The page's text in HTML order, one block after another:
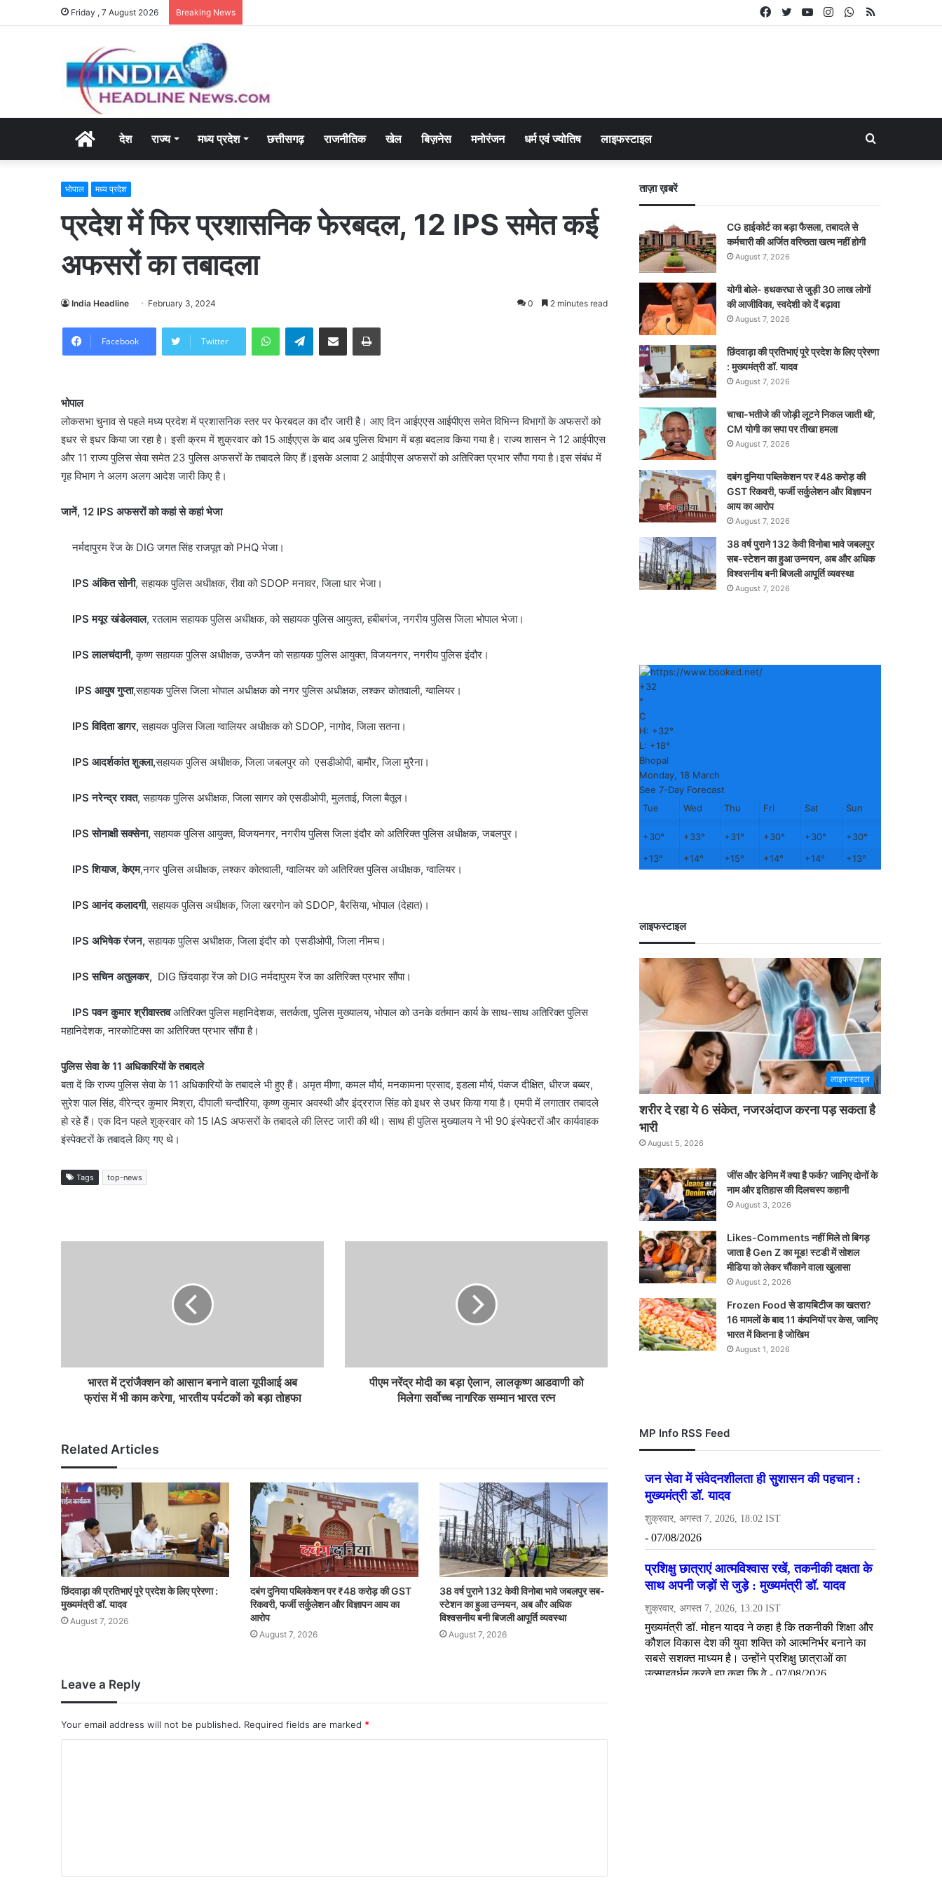
Friday , 7 August 2026 Breaking News RSS
WhatsApp
Instagram
YouTube
Twitter
Facebook
Homeदेश राज्य मध्य प्रदेश छत्तीसगढ़ राजनीतिक खेल बिज़नेस मनोरंजन धर्म एवं ज्योतिष लाइफस्टाइल Search
भोपाल मध्य प्रदेश
प्रदेश में फिर प्रशासनिक फेरबदल, 12 IPS समेत कई
अफसरों का तबादला
India Headline February 3, 2024 0 2 minutes read
Facebook Twitter
WhatsAppTelegramShare via Email Print
भोपाल
लोकसभा चुनाव से पहले मध्य प्रदेश में प्रशासनिक स्तर पर फेरबदल का दौर जारी है। आए दिन आईएएस आईपीएस समेत विभिन्न विभागों के अफसरों को
इधर से इधर किया जा रहा है। इसी क्रम में शुक्रवार को 15 आईएएस के बाद अब पुलिस विभाग में बड़ा बदलाव किया गया है। राज्य शासन ने 12 आईपीएस
और 11 राज्य पुलिस सेवा समेत 23 पुलिस अफसरों के तबादले किए हैं।इसके अलावा 2 आईपीएस अफसरों को अतिरिक्त प्रभार सौंपा गया है।इस संबंध में
गृह विभाग ने अलग अलग आदेश जारी किए है।
जानें, 12 IPS अफसरों को कहां से कहां भेजा
नर्मदापुरम रेंज के DIG जगत सिंह राजपूत को PHQ भेजा।
IPS अंकित सोनी, सहायक पुलिस अधीक्षक, रीवा को SDOP मनावर, जिला धार भेजा।
IPS मयूर खंडेलवाल, रतलाम सहायक पुलिस अधीक्षक, को सहायक पुलिस आयुक्त, हबीबगंज, नगरीय पुलिस जिला भोपाल भेजा।
IPS लालचंदानी,कृष्ण सहायक पुलिस अधीक्षक, उज्जैन को सहायक पुलिस आयुक्त, विजयनगर, नगरीय पुलिस इंदौर।
IPS आयुष गुप्ता,सहायक पुलिस जिला भोपाल अधीक्षक को नगर पुलिस अधीक्षक, लश्कर कोतवाली, ग्वालियर।
IPS विदिता डागर, सहायक पुलिस जिला ग्वालियर अधीक्षक को SDOP, नागोद, जिला सतना।
IPS आदर्शकांत शुक्ला,सहायक पुलिस अधीक्षक, जिला जबलपुर को एसडीओपी, बामौर, जिला मुरैना।
IPS नरेन्द्र रावत, सहायक पुलिस अधीक्षक, जिला सागर को एसडीओपी, मुलताई, जिला बैतूल।
IPS सोनाक्षी सक्सेना, सहायक पुलिस आयुक्त, विजयनगर, नगरीय पुलिस जिला इंदौर को अतिरिक्त पुलिस अधीक्षक, जबलपुर।
IPS शियाज, केएम,नगर पुलिस अधीक्षक, लश्कर कोतवाली, ग्वालियर को अतिरिक्त पुलिस अधीक्षक, ग्वालियर।
IPS आनंद कलादगी, सहायक पुलिस अधीक्षक, जिला खरगोन को SDOP, बैरसिया, भोपाल (देहात)।
IPS अभिषेक रंजन,सहायक पुलिस अधीक्षक, जिला इंदौर को एसडीओपी, जिला नीमच।
IPS सचिन अतुलकर, DIG छिंदवाड़ा रेंज को DIG नर्मदापुरम रेंज का अतिरिक्त प्रभार सौंपा।
IPS पवन कुमार श्रीवास्तवअतिरिक्त पुलिस महानिदेशक, सतर्कता, पुलिस मुख्यालय, भोपाल को उनके वर्तमान कार्य के साथ-साथ अतिरिक्त पुलिस
महानिदेशक, नारकोटिक्स का अतिरिक्त प्रभार सौंपा है।
पुलिस सेवा के 11 अधिकारियों के तबादले
बता दें कि राज्य पुलिस सेवा के 11 अधिकारियों के तबादले भी हुए हैं। अमृत मीणा, कमल मौर्य, मनकामना प्रसाद, इडला मौर्य, पंकज दीक्षित, धीरज बब्बर,
सुरेश पाल सिंह, वीरेन्द्र कुमार मिश्रा, दीपाली चन्दौरिया, कृष्ण कुमार अवस्थी और इंद्रराज सिंह को इधर से उधर किया गया है। एमपी में लगातार तबादले
हो रहे हैं। एक दिन पहले शुक्रवार को 15 IAS अफसरों के तबादले की लिस्ट जारी की थी। साथ ही पुलिस मुख्यालय ने भी 90 इंस्पेक्टरों और कार्यवाहक
इंस्पेक्टरों के तबादले किए गए थे।
Tags top-news
भारत में ट्रांजैक्शन को आसान बनाने वाला यूपीआई अब
फ्रांस में भी काम करेगा, भारतीय पर्यटकों को बड़ा तोहफा
पीएम नरेंद्र मोदी का बड़ा ऐलान, लालकृष्ण आडवाणी को
मिलेगा सर्वोच्च नागरिक सम्मान भारत रत्न
Related Articles
छिंदवाड़ा की प्रतिभाएं पूरे प्रदेश के लिए प्रेरणा :
मुख्यमंत्री डॉ. यादव
August 7, 2026
दबंग दुनिया पब्लिकेशन पर ₹48 करोड़ की GST
रिकवरी, फर्जी सर्कुलेशन और विज्ञापन आय का
आरोप
August 7, 2026
38 वर्ष पुराने 132 केवी विनोबा भावे जबलपुर सब-
स्टेशन का हुआ उन्नयन, अब और अधिक
विश्वसनीय बनी बिजली आपूर्ति व्यवस्था
August 7, 2026
Leave a Reply
Your email address will not be published. Required fields are marked *
ताज़ा ख़बरें
CG हाईकोर्ट का बड़ा फैसला, तबादले से
कर्मचारी की अर्जित वरिष्ठता खत्म नहीं होगी
August 7, 2026
योगी बोले- हथकरघा से जुड़ी 30 लाख लोगों
की आजीविका, स्वदेशी को दें बढ़ावा
August 7, 2026
छिंदवाड़ा की प्रतिभाएं पूरे प्रदेश के लिए प्रेरणा
: मुख्यमंत्री डॉ. यादव
August 7, 2026
चाचा-भतीजे की जोड़ी लूटने निकल जाती थी’,
CM योगी का सपा पर तीखा हमला
August 7, 2026
दबंग दुनिया पब्लिकेशन पर ₹48 करोड़ की
GST रिकवरी, फर्जी सर्कुलेशन और विज्ञापन
आय का आरोप
August 7, 2026
38 वर्ष पुराने 132 केवी विनोबा भावे जबलपुर
सब-स्टेशन का हुआ उन्नयन, अब और अधिक
विश्वसनीय बनी बिजली आपूर्ति व्यवस्था
August 7, 2026
+32
°
C
H: +32°
L: +18°
Bhopal
Monday, 18 March
See 7-Day Forecast
Tue
Wed Thu Fri Sat Sun
+30° +33° +31° +30° +30° +30°
+13° +14° +15° +14° +14° +13°
लाइफस्टाइल
लाइफस्टाइल
शरीर दे रहा ये 6 संकेत, नजरअंदाज करना पड़ सकता है
भारी
August 5, 2026
जींस और डेनिम में क्या है फर्क? जानिए दोनों के
नाम और इतिहास की दिलचस्प कहानी
August 3, 2026
Likes-Comments नहीं मिले तो बिगड़
जाता है Gen Z का मूड! स्टडी में सोशल
मीडिया को लेकर चौंकाने वाला खुलासा
August 2, 2026
Frozen Food से डायबिटीज का खतरा?
16 मामलों के बाद 11 कंपनियों पर केस, जानिए
भारत में कितना है जोखिम
August 1, 2026
MP Info RSS Feed